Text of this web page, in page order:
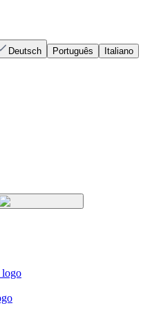
Deutsch Português
Italiano